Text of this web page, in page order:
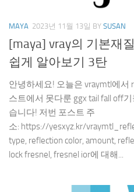
MAYA 2023년 11월 13일 BY SUSAN
[maya] vray의 기본재
쉽게 알아보기 3탄
안녕하세요! 오늘은 vraymtl에서
스트에서 못다룬 ggx tail fall off
습니다! 저번 포스트 주
소: https://yesxyz.kr/
type, reflection color, amount,
lock fresnel, fresnel ior에 대해...